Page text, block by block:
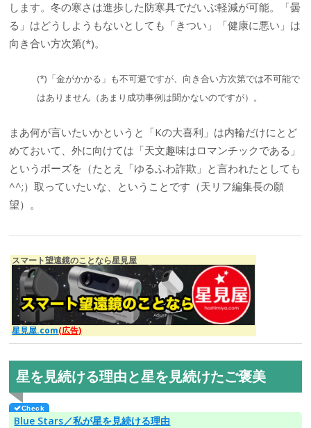
します。冬の寒さは進歩した防寒具でだいぶ軽減が可能。「曇
る」はどうしようもないとしても「きつい」「健康に悪い」は
向き合い方次第(*)。
(*)「金がかかる」も不可避ですが、向き合い方次第では不可能で
はありません（あまり成功事例は聞かないのですが）。
まあ何が言いたいかというと「Kの大喜利」は内輪だけにとど
めておいて、外に向けては「天文趣味はロマンチックである」
というポーズを（たとえ「ゆるふわ詐欺」と言われたとしても
^^;）取っていたいな、ということです（天リフ編集長の願
望）。
スマート望遠鏡のことなら星見屋
星見屋.com(広告)
星を見続ける理由と星を見続けたご褒美
Blue Stars／私が星を見続ける理由